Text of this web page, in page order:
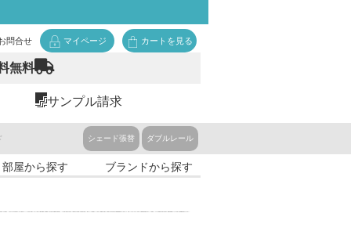
問合せ マイページ カートを見る
無料
サンプル請求
シェード張替 ダブルレール
屋から探す ブランドから探す